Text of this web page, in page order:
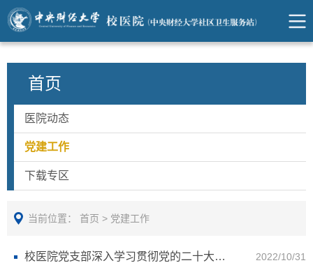
首页
医院动态
党建工作
下载专区
当前位置： 首页 > 党建工作
校医院党支部深入学习贯彻党的二十大精神 2022/10/31